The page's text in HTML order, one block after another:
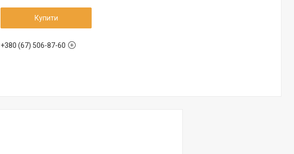
Купити
+380 (67) 506-87-60